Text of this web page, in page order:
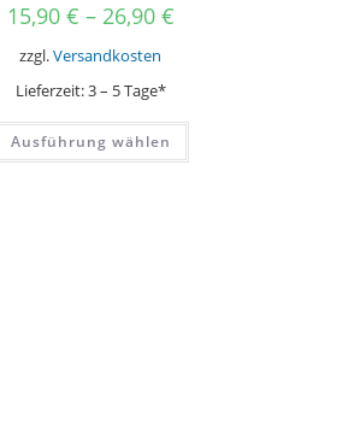
15,90 € – 26,90 €
zzgl.Versandkosten
Lieferzeit:3 – 5 Tage*
Ausführung wählen
Dieses
weist